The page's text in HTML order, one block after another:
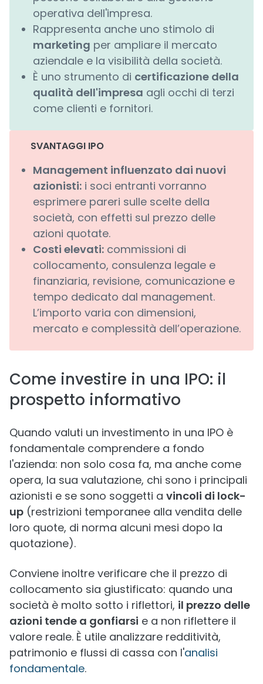
operativa dell'impresa.
Rappresenta anche uno stimolo di
marketing per ampliare il mercato
aziendale e la visibilità della società.
È uno strumento di certificazione della
qualità dell'impresa agli occhi di terzi
come clienti e fornitori.
SVANTAGGI IPO
Management influenzato dai nuovi
azionisti: i soci entranti vorranno
esprimere pareri sulle scelte della
società, con effetti sul prezzo delle
azioni quotate.
Costi elevati: commissioni di
collocamento, consulenza legale e
finanziaria, revisione, comunicazione e
tempo dedicato dal management.
L’importo varia con dimensioni,
mercato e complessità dell’operazione.
Come investire in una IPO: il
prospetto informativo
Quando valuti un investimento in una IPO è
fondamentale comprendere a fondo
l'azienda: non solo cosa fa, ma anche come
opera, la sua valutazione, chi sono i principali
azionisti e se sono soggetti a vincoli di lock-
up (restrizioni temporanee alla vendita delle
loro quote, di norma alcuni mesi dopo la
quotazione).
Conviene inoltre verificare che il prezzo di
collocamento sia giustificato: quando una
società è molto sotto i riflettori, il prezzo delle
azioni tende a gonfiarsi e a non riflettere il
valore reale. È utile analizzare redditività,
patrimonio e flussi di cassa con l'analisi
fondamentale.